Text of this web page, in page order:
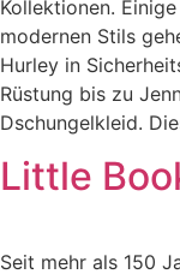
Kollektionen.
modernen Stils
Hurley in
Rüstung bis zu
Dschungelkleid.
Little
Seit mehr als 150